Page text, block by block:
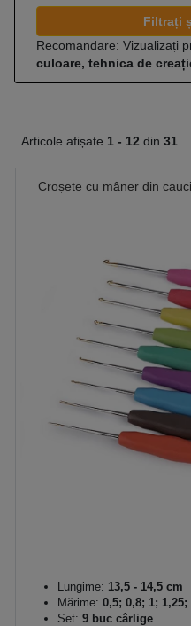
Filtrați
Recomandare: Vizualizați
culoare, tehnica de
Articole afișate 1 - 12 din 31
Croșete cu mâner din
Lungime: 13,5 - 14,5 cm
Mărime: 0,5; 0,8; 1;
Set: 9 buc cârlige